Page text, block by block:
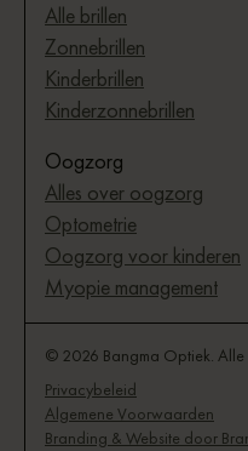
Alle brillen
Zonnebrillen
Kinderbrillen
Kinderzonnebrillen
Oogzorg
Alles over oogzorg
Optometrie
Oogzorg voor kinderen
Myopie management
© 2026 Bangma Optiek.
Privacybeleid
Algemene Voorwaarden
Branding & Website door